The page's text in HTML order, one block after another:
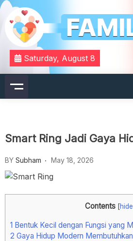
Skip
content
Familyfx
Your Daily Dose of Family Wisdom
Saturday, August 8
Smart Ring Jadi Gaya
BY Subham May 18, 2026
Contents [hide
1 Bentuk Kecil dengan Fungsi yang
2 Gaya Hidup Modern